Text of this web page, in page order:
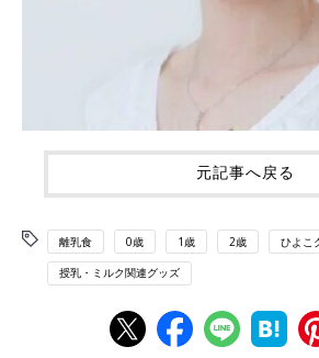
元記事へ戻る
離乳食 0歳 1歳 2歳 ひよこ
授乳・ミルク関連グッズ